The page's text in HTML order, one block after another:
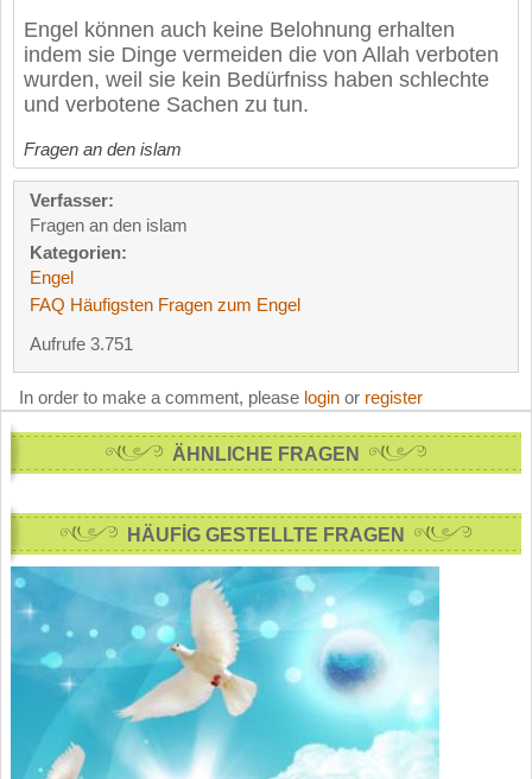
Engel können auch keine Belohnung erhalten
indem sie Dinge vermeiden die von Allah verboten
wurden, weil sie kein Bedürfniss haben schlechte
und verbotene Sachen zu tun.
Fragen an den islam
Verfasser:
Fragen an den islam
Kategorien:
Engel
FAQ Häufigsten Fragen zum Engel
Aufrufe 3.751
In order to make a comment, please login or register
ÄHNLICHE FRAGEN
HÄUFİG GESTELLTE FRAGEN